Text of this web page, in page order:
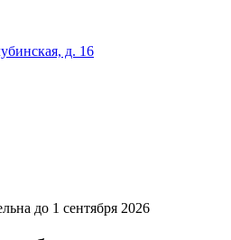
д. 16
до 1 сентября 2026